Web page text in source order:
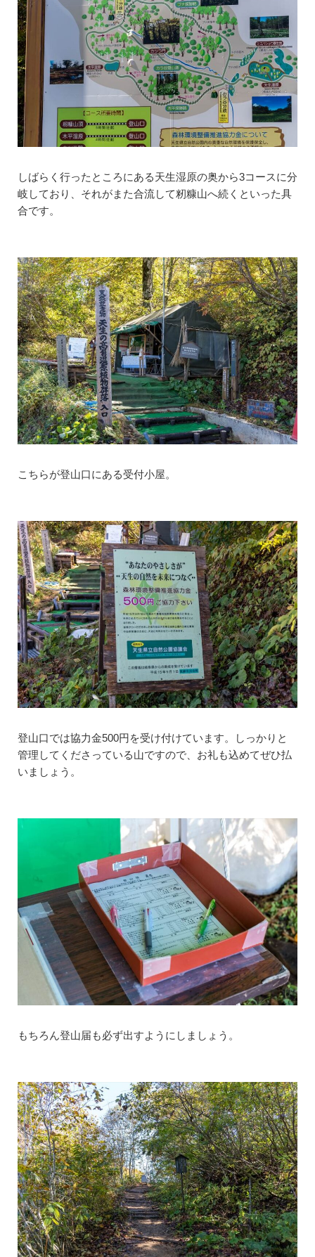
しばらく行ったところにある天生湿原の奥から3コースに分
岐しており、それがまた合流して籾糠山へ続くといった具
合です。
こちらが登山口にある受付小屋。
登山口では協力金500円を受け付けています。しっかりと
管理してくださっている山ですので、お礼も込めてぜひ払
いましょう。
もちろん登山届も必ず出すようにしましょう。